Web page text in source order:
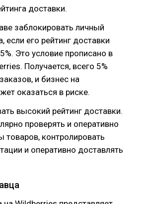
доставки.
заблокировать личный
если его рейтинг доставки
Это условие прописано в
Получается, всего 5%
и бизнес на
оказаться в риске.
высокий рейтинг доставки.
проверять и оперативно
товаров, контролировать
и оперативно доставлять